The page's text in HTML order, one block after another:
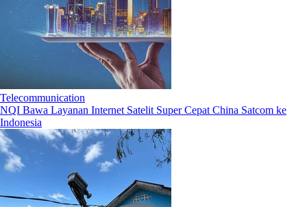
Telecommunication
NQI Bawa Layanan Internet Satelit Super Cepat China Satcom ke
Indonesia